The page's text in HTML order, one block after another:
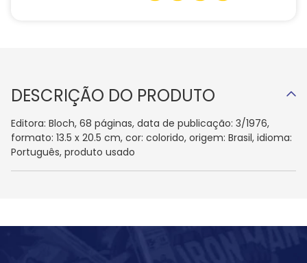
DESCRIÇÃO DO PRODUTO
Editora: Bloch, 68 páginas, data de publicação: 3/1976,
formato: 13.5 x 20.5 cm, cor: colorido, origem: Brasil, idioma:
Português, produto usado